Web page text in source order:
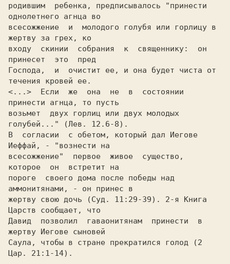
родившим  ребенка, предписывалось "принести
однолетнего агнца во
всесожжение  и  молодого голубя или горлицу в
жертву за грех, ко
входу  скинии  собрания  к  священнику:  он
принесет  это  пред
Господа,  и  очистит ее, и она будет чиста от
течения кровей ее.
<...>  Если  же  она  не  в  состоянии
принести агнца, то пусть
возьмет  двух горлиц или двух молодых
голубей..." (Лев. 12.6-8).
В  согласии  с обетом, который дал Иегове
Иеффай, - "вознести на
всесожжение"  первое  живое  существо,
которое  он  встретит на
пороге  своего дома после победы над
аммонитянами, - он принес в
жертву свою дочь (Суд. 11:29-39). 2-я Книга
Царств сообщает, что
Давид  позволил  гаваонитянам  принести  в
жертву Иегове сыновей
Саула, чтобы в стране прекратился голод (2
Цар. 21:1-14).